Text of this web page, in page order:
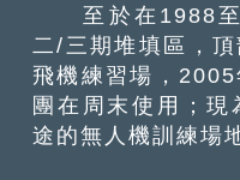
至於在1988至
二/三期堆填區，
飛機練習場，
團在周末使用；現
途的無人機訓練場